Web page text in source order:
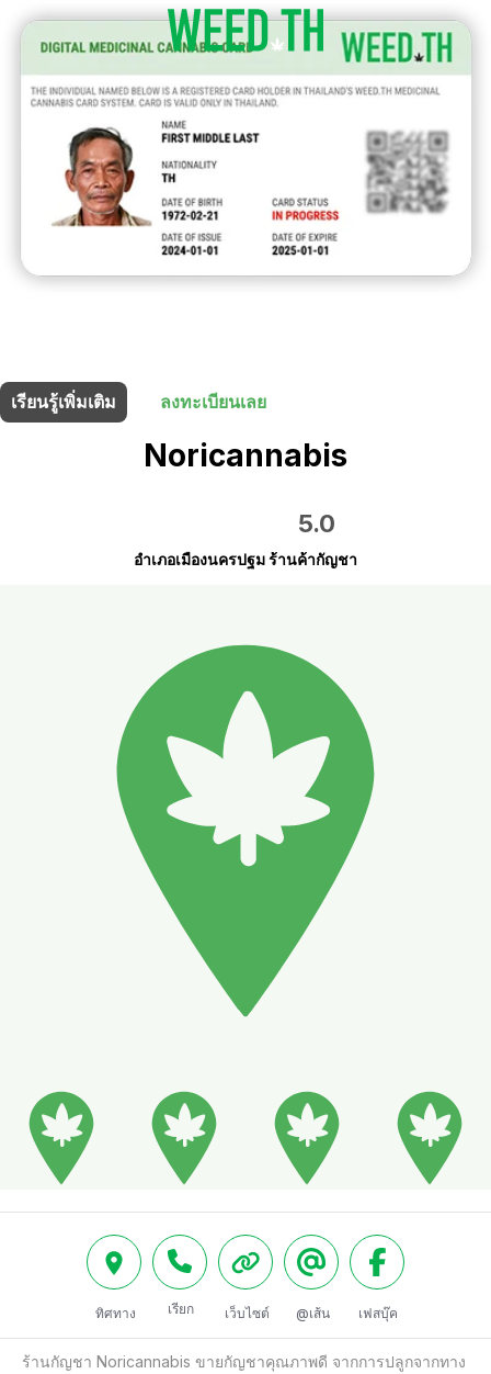
เรียนรู้เพิ่มเติม
ลงทะเบียนเลย
Noricannabis
5.0
อำเภอเมืองนครปฐม ร้านค้ากัญชา
ทิศทาง เรียก เว็บไซต์ @เส้น เฟสบุ๊ค
ร้านกัญชา Noricannabis ขายกัญชาคุณภาพดี จากการปลูกจากทาง